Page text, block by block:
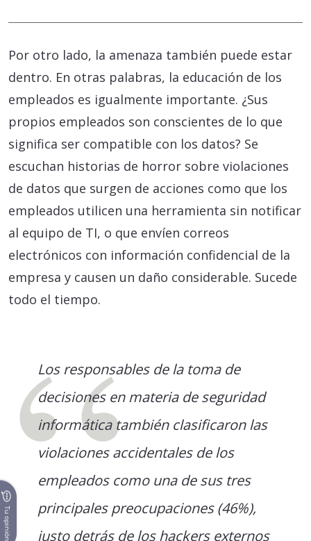
Por otro lado, la amenaza también puede estar
dentro. En otras palabras, la educación de los
empleados es igualmente importante. ¿Sus
propios empleados son conscientes de lo que
significa ser compatible con los datos? Se
escuchan historias de horror sobre violaciones
de datos que surgen de acciones como que los
empleados utilicen una herramienta sin notificar
al equipo de TI, o que envíen correos
electrónicos con información confidencial de la
empresa y causen un daño considerable. Sucede
todo el tiempo.
Los responsables de la toma de
decisiones en materia de seguridad
informática también clasificaron las
violaciones accidentales de los
empleados como una de sus tres
principales preocupaciones (46%),
justo detrás de los hackers externos
Tu opinión